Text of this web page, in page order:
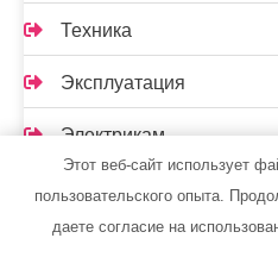
Техника
Эксплуатация
Электрикам
Спасибо, что
Этот веб-сайт использует
пользовательского опыта.
даете согласие на